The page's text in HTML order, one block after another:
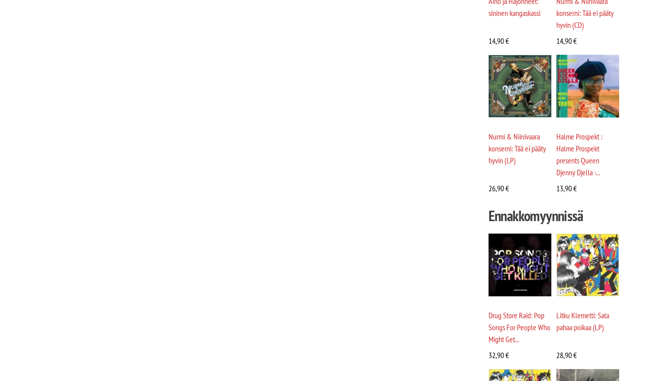
sininen kangaskassi
14,90€
konserni: Tää ei pääty
hyvin (CD)
14,90€
Nurmi & Niinivaara
konserni: Tää ei pääty
hyvin (LP)
26,90€
Halme Prospekt :
Halme Prospekt
presents Queen
Djenny Djella -...
13,90€
Ennakkomyynnissä
Drug Store Raid: Pop
Songs For People Who
Might Get...
32,90€
Litku Klemetti: Sata
pahaa poikaa (LP)
28,90€